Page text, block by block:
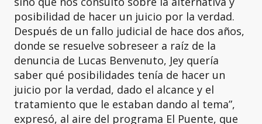
posibilidad de hacer un juicio por la verdad.
Después de un fallo judicial de hace dos años,
donde se resuelve sobreseer a raíz de la
denuncia de Lucas Benvenuto, Jey quería
saber qué posibilidades tenía de hacer un
juicio por la verdad, dado el alcance y el
tratamiento que le estaban dando al tema”,
expresó, al aire del programa El Puente, que